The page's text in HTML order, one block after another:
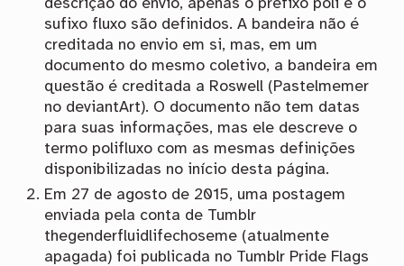
descrição do envio, apenas o prefixo pôli e o
sufixo fluxo são definidos. A bandeira não é
creditada no envio em si, mas, em um
documento do mesmo coletivo, a bandeira em
questão é creditada a Roswell (Pastelmemer
no deviantArt). O documento não tem datas
para suas informações, mas ele descreve o
termo polifluxo com as mesmas definições
disponibilizadas no início desta página.
Em 27 de agosto de 2015, uma postagem
enviada pela conta de Tumblr
thegenderfluidlifechoseme (atualmente
apagada) foi publicada no Tumblr Pride Flags